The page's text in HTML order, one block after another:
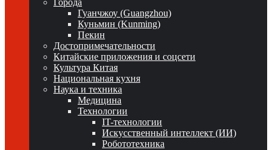
Города
Гуанчжоу (Guangzhou)
Куньмин (Kunming)
Пекин
Достопримечательности
Китайские приложения и соцсети
Культура Китая
Национальная кухня
Наука и техника
Медицина
Технологии
IT-технологии
Искусственный интеллект (ИИ)
Робототехника